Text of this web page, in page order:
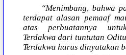
“Menimbang, bahwa
terdapat alasan pemaaf
atas perbuatannya
Terdakwa dari tuntutan
Terdakwa harus dinyatakan